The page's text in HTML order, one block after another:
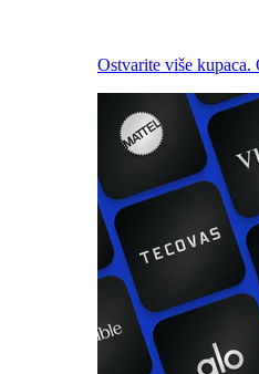
Ostvarite više kupaca.